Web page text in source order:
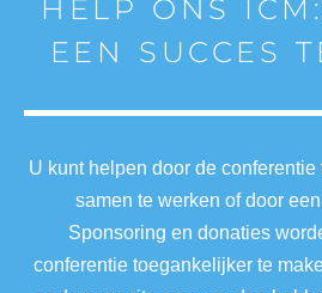
HELP ONS
EEN SUCCES
U kunt helpen door de
samen te werken of door
Sponsoring en donaties
conferentie toegankelijker te